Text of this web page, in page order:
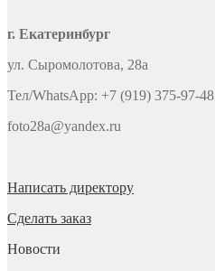
г. Екатеринбург
ул. Сыромолотова, 28а
Тел/WhatsApp: +7 (919) 375-97-48
foto28a@yandex.ru
Написать директору
Сделать заказ
Новости